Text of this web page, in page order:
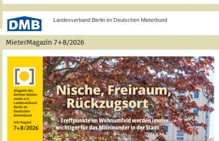
Landesverband Berlin im Deutschen Mieterbund
MieterMagazin 7+8/2026